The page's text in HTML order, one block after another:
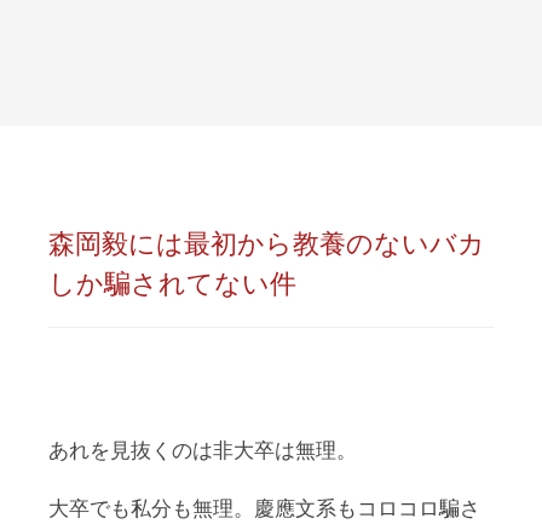
森岡毅には最初から教養のないバカ
しか騙されてない件
あれを見抜くのは非大卒は無理。
大卒でも私分も無理。慶應文系もコロコロ騙さ